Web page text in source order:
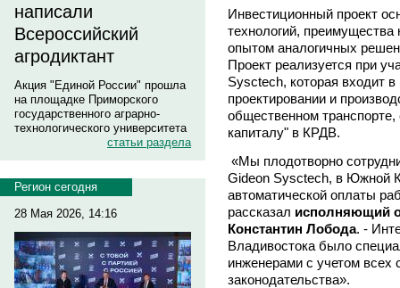
написали
Всероссийский
агродиктант
Акция "Единой России" прошла
на площадке Приморского
государственного аграрно-
технологического университета
статьи раздела
Регион сегодня
28 Мая 2026, 14:16
Инвестиционный проект
технологий,
опытом аналогичных
Проект реализуется при
Sysctech, которая входит
проектировании и
общественном
капиталу" в КРДВ.
«Мы плодотворно
Gideon Sysctech, в Южной
автоматической оплаты
рассказал исполняющий
Константин Лобода. -
Владивостока было
инженерами с учетом всех
законодательства».